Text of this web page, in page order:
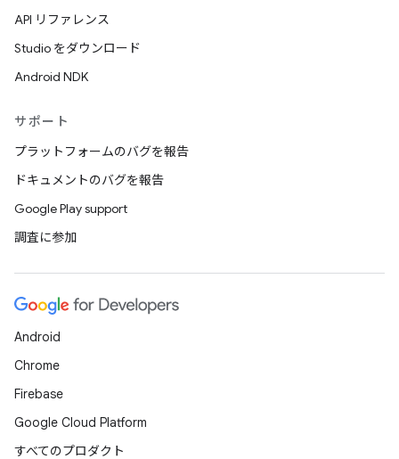
API リファレンス
Studio をダウンロード
Android NDK
サポート
プラットフォームのバグを報告
ドキュメントのバグを報告
Google Play support
調査に参加
Android
Chrome
Firebase
Google Cloud Platform
すべてのプロダクト